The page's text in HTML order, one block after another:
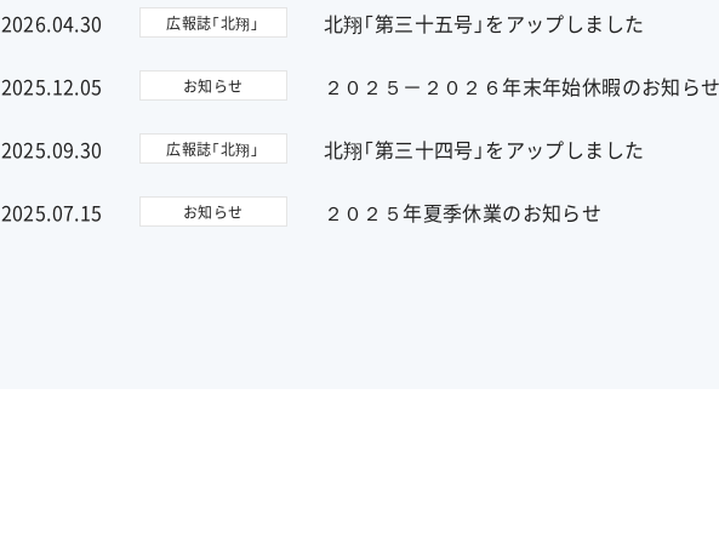
2026.04.30 広報誌「北翔」 北翔「第三十五号」をアップしました
2025.12.05 お知らせ ２０２５－２０２６年末年始休暇のお知ら
2025.09.30 広報誌「北翔」 北翔「第三十四号」をアップしました
2025.07.15 お知らせ ２０２５年夏季休業のお知らせ